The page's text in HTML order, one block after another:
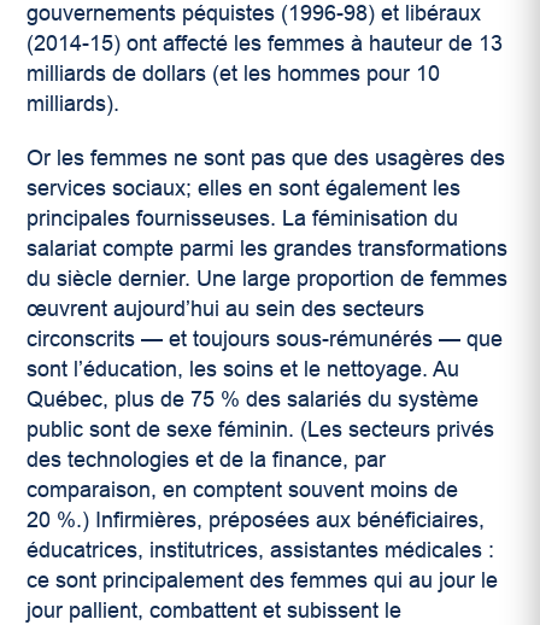
gouvernements péquistes (1996-98) et libéraux
(2014-15) ont affecté les femmes à hauteur de 13
milliards de dollars (et les hommes pour 10
milliards).
Or les femmes ne sont pas que des usagères des
services sociaux; elles en sont également les
principales fournisseuses. La féminisation du
salariat compte parmi les grandes transformations
du siècle dernier. Une large proportion de femmes
œuvrent aujourd’hui au sein des secteurs
circonscrits — et toujours sous-rémunérés — que
sont l’éducation, les soins et le nettoyage. Au
Québec, plus de 75 % des salariés du système
public sont de sexe féminin. (Les secteurs privés
des technologies et de la finance, par
comparaison, en comptent souvent moins de
20 %.) Infirmières, préposées aux bénéficiaires,
éducatrices, institutrices, assistantes médicales :
ce sont principalement des femmes qui au jour le
jour pallient, combattent et subissent le